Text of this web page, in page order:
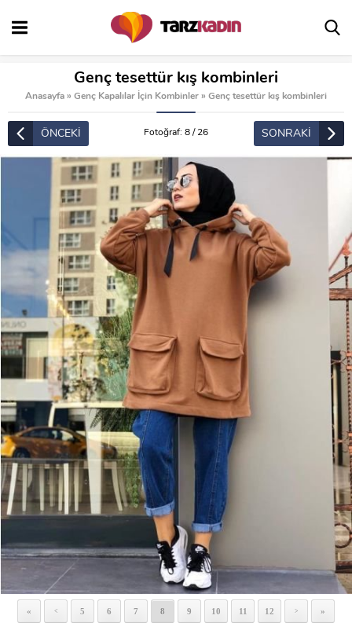
Genç tesettür kış kombinleri
Anasayfa » Genç Kapalılar İçin Kombinler » Genç tesettür kış kombinleri
ÖNCEKİ Fotoğraf: 8 / 26 SONRAKİ
« < 5 6 7 8 9 10 11 12 > »